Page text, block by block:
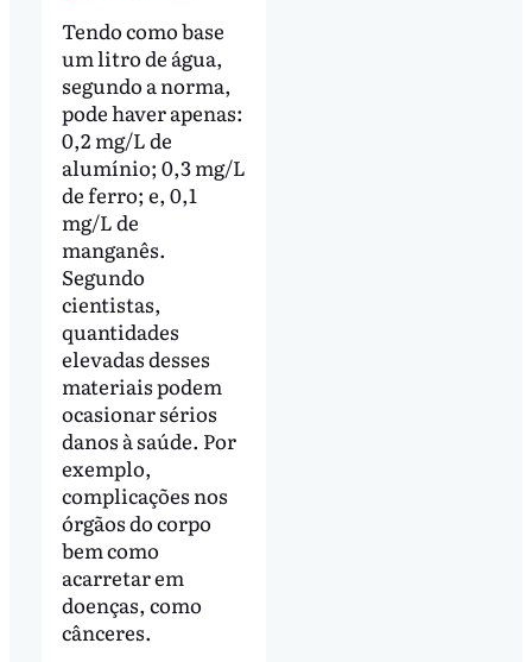
Tendo como base
um litro de água,
segundo a norma,
pode haver apenas:
0,2 mg/L de
alumínio; 0,3 mg/L
de ferro; e, 0,1
mg/L de
manganês.
Segundo
cientistas,
quantidades
elevadas desses
materiais podem
ocasionar sérios
danos à saúde. Por
exemplo,
complicações nos
órgãos do corpo
bem como
acarretar em
doenças, como
cânceres.